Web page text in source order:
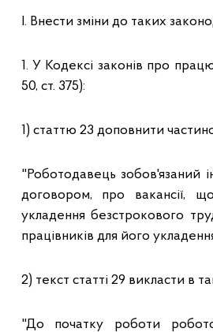
I. Внести зміни до таких
1. У Кодексі законів про
50, ст. 375):
1) статтю 23 доповнити
"Роботодавець зобов'язаний
договором, про вакансії,
укладення безстрокового
працівників для його
2) текст статті 29 викласти в
"До початку роботи